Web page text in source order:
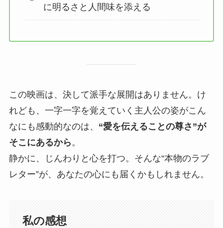
に明るさと人間味を添える
この映画は、決して派手な展開はありません。け
れども、一字一字を覚えていく主人公の姿がこん
なにも感動的なのは、 “愛を伝えることの尊さ”が
そこにあるから。
静かに、じんわりと心を打つ。そんな“本物のラブ
レター”が、あなたの心にも届くかもしれません。
私の感想